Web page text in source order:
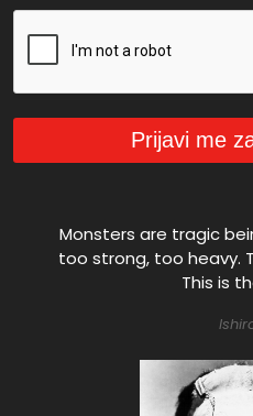
Prijavi me
Monsters are tragic
too strong, too heavy.
This is